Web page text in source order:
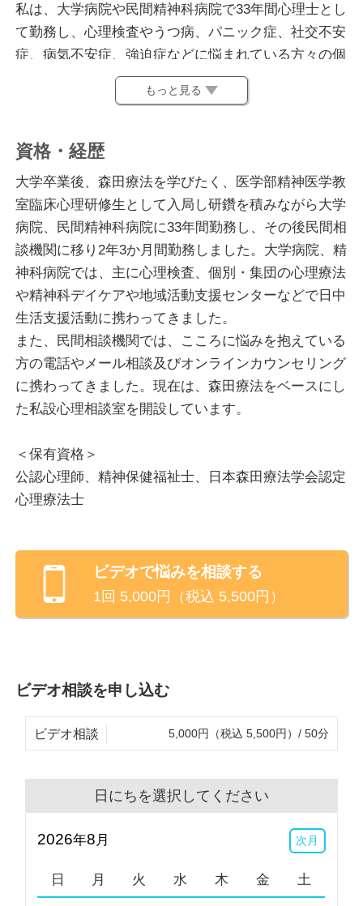
私は、大学病院や民間精神科病院で33年間心理士とし
て勤務し、心理検査やうつ病、パニック症、社交不安
症、病気不安症、強迫症などに悩まれている方々の個
人カウンセリングをはじめ、精神科デイケアや地域活
動支援センターで日中の生活支援活動に携わってきま
病院を退職後、2年3か月民間相談機関にてパニック、
方々のオンラインカウンセリングや電話・メール相談
に携わってきました。
これまでの活動を通じて、私はさまざまなこころの悩
みを抱えておられる方々のお話をお聴きし、少しでも
その方のこころのモヤモヤが整理できればという思い
で相談・支援に取り組んできました。
悩んでいる時は、ああでもない、こうでもないと堂々
巡りをしてしまいますが、そうした時こそ、こころの
専門家であるカウンセラーに相談をしてみてくださ
きっと何か抱えている悩みの解決のヒントが見つかる
かもしれません。
療法をベースにしたカウンセリングに長年取り組んで
特に、あたり前に暮らす日常生活の中で、ふっとした
時に、ちょっとした違和感や気になることを感じ、そ
まっているようなことはないでしょうか。
ければと思います。
最後になりますが、こころに悩みを抱えている方お一
人お一人のこころに寄り添い、一緒に考えていける伴
走者になれればと思っておりますので、どうぞよろし
くお願いいたします。
【ご予約前に必ずご確認ください】
もっと見る
資格・経歴
大学卒業後、森田療法を学びたく、医学部精神医学教
室臨床心理研修生として入局し研鑽を積みながら大学
病院、民間精神科病院に33年間勤務し、その後民間相
談機関に移り2年3か月間勤務しました。大学病院、精
神科病院では、主に心理検査、個別・集団の心理療法
や精神科デイケアや地域活動支援センターなどで日中
生活支援活動に携わってきました。
また、民間相談機関では、こころに悩みを抱えている
方の電話やメール相談及びオンラインカウンセリング
に携わってきました。現在は、森田療法をベースにし
た私設心理相談室を開設しています。
＜保有資格＞
公認心理師、精神保健福祉士、日本森田療法学会認定
心理療法士
ビデオで悩みを相談する
1回 5,000円（税込 5,500円）
ビデオ相談を申し込む
ビデオ相談 5,000円（税込 5,500円）/ 50分
日にちを選択してください
2026年8 月 次月
日 月 火 水 木 金 土